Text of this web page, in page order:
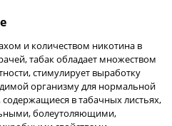
и количеством никотина в
табак обладает множеством
стимулирует выработку
организму для нормальной
в табачных листьях,
болеутоляющими,